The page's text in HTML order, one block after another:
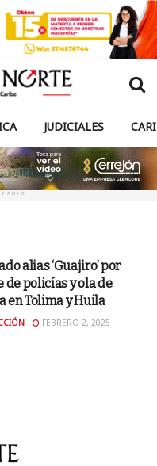
JUDICIALES
alias ‘Guajiro’ por
de policías y ola de
en Tolima y Huila
FEBRERO 2, 2025